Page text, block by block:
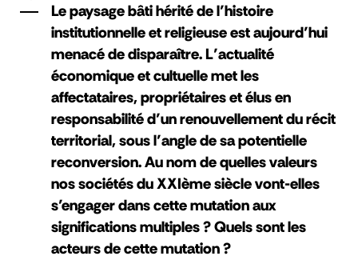
Le paysage bâti hérité de l’histoire
institutionnelle et religieuse est aujourd’hui
menacé de disparaître. L’actualité
économique et cultuelle met les
affectataires, propriétaires et élus en
responsabilité d’un renouvellement du récit
territorial, sous l’angle de sa potentielle
reconversion. Au nom de quelles valeurs
nos sociétés du XXIème siècle vont-elles
s’engager dans cette mutation aux
significations multiples ? Quels sont les
acteurs de cette mutation ?